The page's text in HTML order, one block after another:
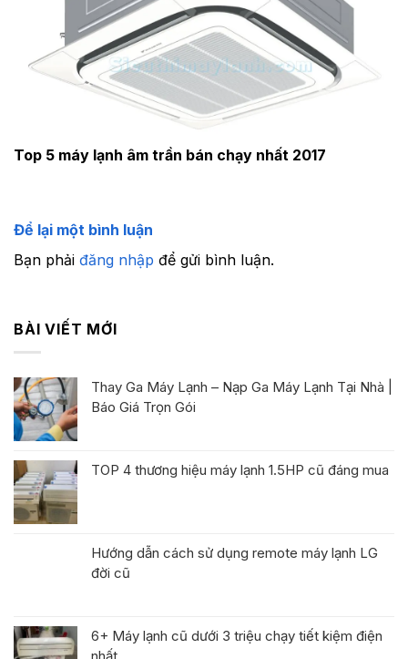
Top 5 máy lạnh âm trần bán chạy nhất 2017
Để lại một bình luận
Bạn phải đăng nhập để gửi bình luận.
BÀI VIẾT MỚI
Thay Ga Máy Lạnh – Nạp Ga Máy Lạnh Tại Nhà |
Báo Giá Trọn Gói
TOP 4 thương hiệu máy lạnh 1.5HP cũ đáng mua
Hướng dẫn cách sử dụng remote máy lạnh LG
đời cũ
6+ Máy lạnh cũ dưới 3 triệu chạy tiết kiệm điện
nhất